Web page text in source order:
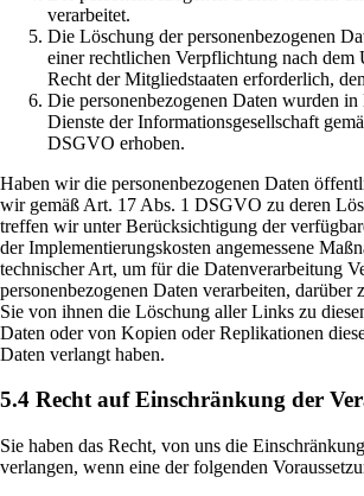
verarbeitet.
Die Löschung der personenbezogenen
einer rechtlichen Verpflichtung nach dem
Recht der Mitgliedstaaten erforderlich,
Die personenbezogenen Daten wurden in
Dienste der Informationsgesellschaft
DSGVO erhoben.
Haben wir die personenbezogenen Daten
wir gemäß Art. 17 Abs. 1 DSGVO zu deren
treffen wir unter Berücksichtigung der
der Implementierungskosten angemessene
technischer Art, um für die Datenverarbeitung
personenbezogenen Daten verarbeiten, darüber
Sie von ihnen die Löschung aller Links zu
Daten oder von Kopien oder Replikationen
Daten verlangt haben.
5.4 Recht auf Einschränkung der
Sie haben das Recht, von uns die
verlangen, wenn eine der folgenden